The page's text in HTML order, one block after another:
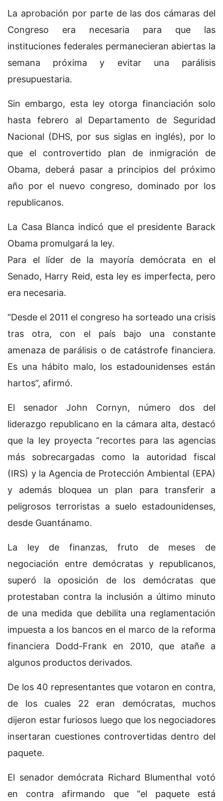
La aprobación por parte de las dos cámaras del
Congreso era necesaria para que las
instituciones federales permanecieran abiertas la
semana próxima y evitar una parálisis
presupuestaria.
Sin embargo, esta ley otorga financiación solo
hasta febrero al Departamento de Seguridad
Nacional (DHS, por sus siglas en inglés), por lo
que el controvertido plan de inmigración de
Obama, deberá pasar a principios del próximo
año por el nuevo congreso, dominado por los
republicanos.
La Casa Blanca indicó que el presidente Barack
Obama promulgará la ley.
Para el líder de la mayoría demócrata en el
Senado, Harry Reid, esta ley es imperfecta, pero
era necesaria.
“Desde el 2011 el congreso ha sorteado una crisis
tras otra, con el país bajo una constante
amenaza de parálisis o de catástrofe financiera.
Es una hábito malo, los estadounidenses están
hartos”, afirmó.
El senador John Cornyn, número dos del
liderazgo republicano en la cámara alta, destacó
que la ley proyecta “recortes para las agencias
más sobrecargadas como la autoridad fiscal
(IRS) y la Agencia de Protección Ambiental (EPA)
y además bloquea un plan para transferir a
peligrosos terroristas a suelo estadounidenses,
desde Guantánamo.
La ley de finanzas, fruto de meses de
negociación entre demócratas y republicanos,
superó la oposición de los demócratas que
protestaban contra la inclusión a último minuto
de una medida que debilita una reglamentación
impuesta a los bancos en el marco de la reforma
financiera Dodd-Frank en 2010, que atañe a
algunos productos derivados.
De los 40 representantes que votaron en contra,
de los cuales 22 eran demócratas, muchos
dijeron estar furiosos luego que los negociadores
insertaran cuestiones controvertidas dentro del
paquete.
El senador demócrata Richard Blumenthal votó
en contra afirmando que “el paquete está